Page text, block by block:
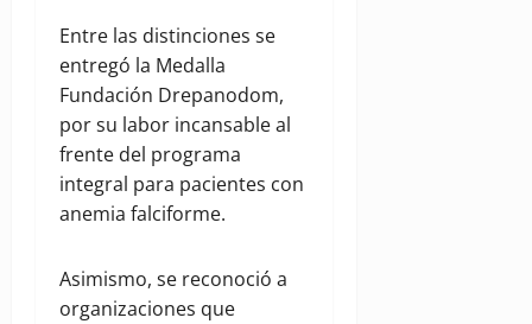
Entre las distinciones se
entregó la Medalla
Fundación Drepanodom,
por su labor incansable al
frente del programa
integral para pacientes con
anemia falciforme.
Asimismo, se reconoció a
organizaciones que